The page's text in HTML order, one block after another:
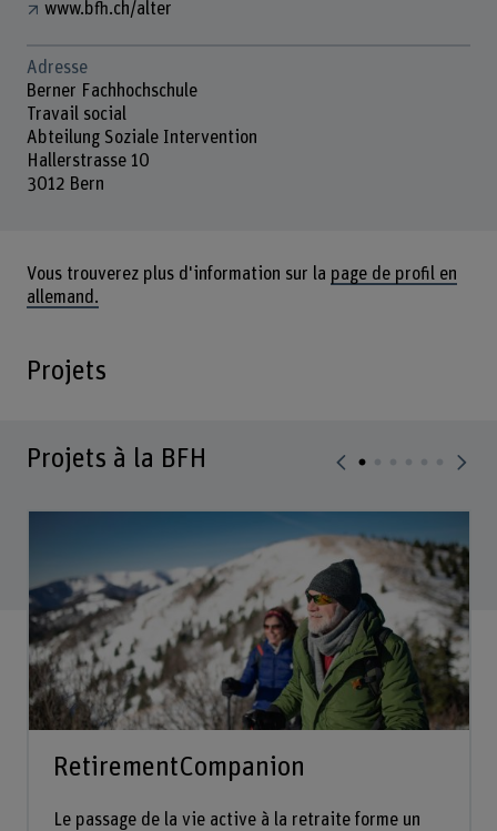
www.bfh.ch/alter
Adresse
Berner Fachhochschule
Travail social
Abteilung Soziale Intervention
Hallerstrasse 10
3012 Bern
Vous trouverez plus d'information sur la page de profil en
allemand.
Projets
Projets à la BFH
RetirementCompanion
Le passage de la vie active à la retraite forme un